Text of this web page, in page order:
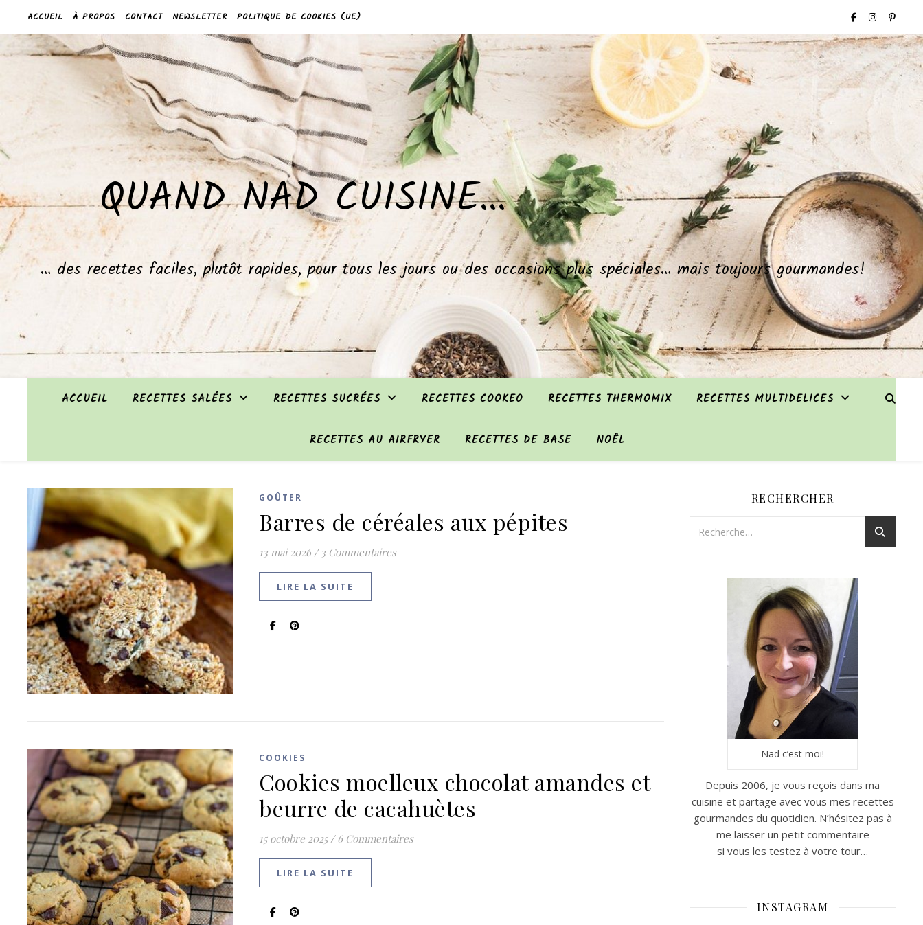
ACCUEIL À PROPOS CONTACT NEWSLETTER POLITIQUE DE COOKIES (UE)
QUAND NAD CUISINE…
… des recettes faciles, plutôt rapides, pour tous les jours ou des occasions plus spéciales… mais toujours gourmandes!
ACCUEIL RECETTES SALÉES RECETTES SUCRÉES RECETTES COOKEO RECETTES THERMOMIX RECETTES MULTIDELICES
RECETTES AU AIRFRYER RECETTES DE BASE NOËL
GOÛTER
Barres de céréales aux pépites
13 mai 2026 / 3 Commentaires
LIRE LA SUITE
COOKIES
Cookies moelleux chocolat amandes et
beurre de cacahuètes
15 octobre 2025 / 6 Commentaires
LIRE LA SUITE
RECHERCHER
Nad c’est moi!
Depuis 2006, je vous reçois dans ma
cuisine et partage avec vous mes recettes
gourmandes du quotidien. N’hésitez pas à
me laisser un petit commentaire
si vous les testez à votre tour…
INSTAGRAM